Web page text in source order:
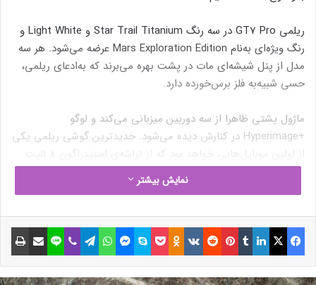
ریلمی GT7 Pro در سه رنگ Star Trail Titanium و Light White و
رنگ ویژه‌ای به‌نام Mars Exploration Edition عرضه می‌شود. هر سه
مدل از پنل شیشه‌ای مات در پشت بهره می‌برند که به‌ادعای ریلمی،
حسی شبیه‌به فلز برس‌خورده دارد.
ماژول پشتی ظاهرا از سه دوربین میزبانی می‌کند و لوگو
+Hyperimage در کنارش دیده می‌شود. جدیدترین گوشی ریلمی یکی
قدرت می‌گیرد.
تضمین می‌کند. تایید شده که ریلمی GT7 Pro از نمایشگر اولد
ساخت سامسونگ بهره می‌برد.
نوشته های مشابه
نمایش بیشتر
فیسبوک ایکس لینکداین تامبلر پینتریست Reddit
VKontakte
Odnoklassniki پاکت اسکایپ مسنجر واتس آپ تلگرام وایبر لاین اشتراک گذاری با ایمیل